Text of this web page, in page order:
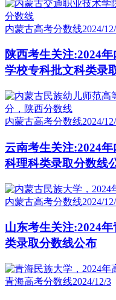
内蒙古高考分数线2024/
陕西考生关注:2024
学校专科批文科类录
内蒙古高考分数线2024/
云南考生关注:2024
科理科类录取分数线
内蒙古高考分数线2024/
山东考生关注:2024
类录取分数线公布
青海高考分数线2024/12/3